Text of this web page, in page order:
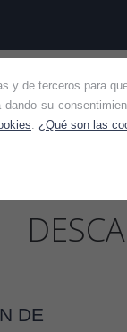
y de terceros para
su
¿Qué son las
KIT CONSULTING
DE